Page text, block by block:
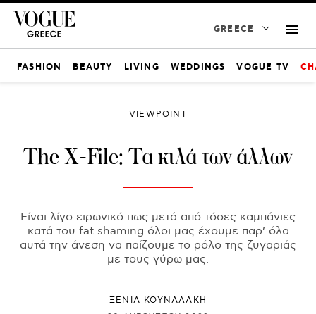
GREECE
FASHION BEAUTY LIVING WEDDINGS VOGUE TV
VIEWPOINT
The X-File: Τα κιλά των άλλων
Είναι λίγο ειρωνικό πως μετά από τόσες καμπάνιες
κατά του fat shaming όλοι μας έχουμε παρ’ όλα
αυτά την άνεση να παίζουμε το ρόλο της ζυγαριάς
με τους γύρω μας.
ΞΕΝΙΑ ΚΟΥΝΑΛΑΚΗ